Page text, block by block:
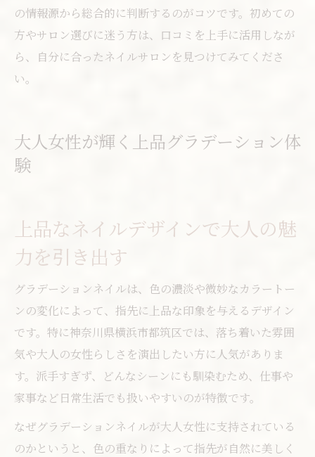
の情報源から総合的に判断するのがコツです。初めての
方やサロン選びに迷う方は、口コミを上手に活用しなが
ら、自分に合ったネイルサロンを見つけてみてくださ
い。
大人女性が輝く上品グラデーション体
験
上品なネイルデザインで大人の魅
力を引き出す
グラデーションネイルは、色の濃淡や微妙なカラートー
ンの変化によって、指先に上品な印象を与えるデザイン
です。特に神奈川県横浜市都筑区では、落ち着いた雰囲
気や大人の女性らしさを演出したい方に人気がありま
す。派手すぎず、どんなシーンにも馴染むため、仕事や
家事など日常生活でも扱いやすいのが特徴です。
なぜグラデーションネイルが大人女性に支持されている
のかというと、色の重なりによって指先が自然に美しく